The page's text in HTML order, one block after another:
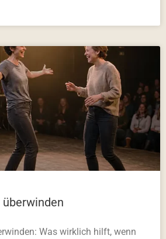
Was wirklich hilft, wenn